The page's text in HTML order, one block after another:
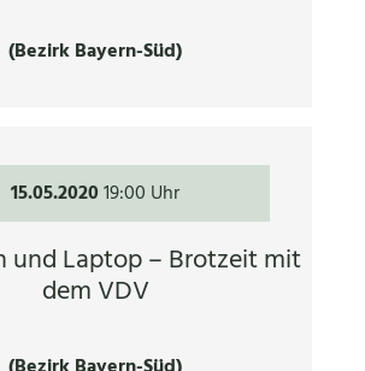
(Bezirk Bayern-Süd)
15.05.202019:00 Uhr
und Laptop – Brotzeit mit
dem VDV